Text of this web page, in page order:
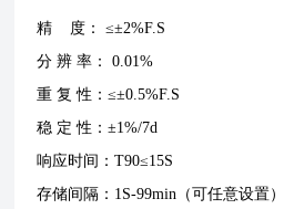
精 度： ≤±2%F.S
分 辨 率： 0.01%
重 复 性：≤±0.5%F.S
稳 定 性：±1%/7d
响应时间：T90≤15S
存储间隔：1S-99min（可任意设置）